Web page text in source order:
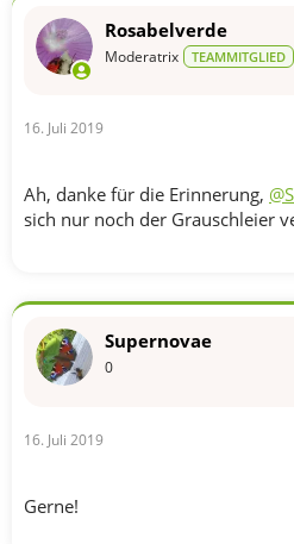
Rosabelverde
Moderatrix TEAMMITGLIED
16. Juli 2019
Ah, danke für die Erinnerung,
sich nur noch der Grauschleier
Supernovae
0
16. Juli 2019
Gerne!